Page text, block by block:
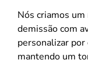
Nós criamos
demissão com
personalizar
mantendo um